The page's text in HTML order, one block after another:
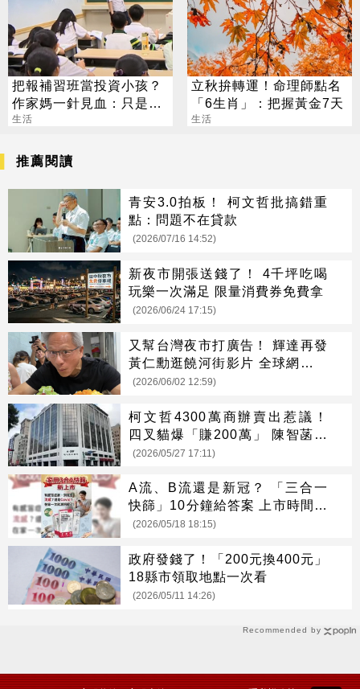
把報補習班當投資小孩？
作家媽一針見血：只是圖
心安
生活
立秋拚轉運！命理師點名
「6生肖」：把握黃金7天
生活
Recommended by
推薦閱讀
青安3.0拍板！ 柯文哲批搞錯重
點：問題不在貸款
(2026/07/16 14:52)
新夜市開張送錢了！ 4千坪吃喝
玩樂一次滿足 限量消費券免費拿
(2026/06/24 17:15)
又幫台灣夜市打廣告！ 輝達再發
黃仁勳逛饒河街影片 全球網友狂
喊餓
(2026/06/02 12:59)
柯文哲4300萬商辦賣出惹議！
四叉貓爆「賺200萬」 陳智菡回
應了
(2026/05/27 17:11)
A流、B流還是新冠？ 「三合一
快篩」10分鐘給答案 上市時間曝
光
(2026/05/18 18:15)
政府發錢了！「200元換400元」
18縣市領取地點一次看
(2026/05/11 14:26)